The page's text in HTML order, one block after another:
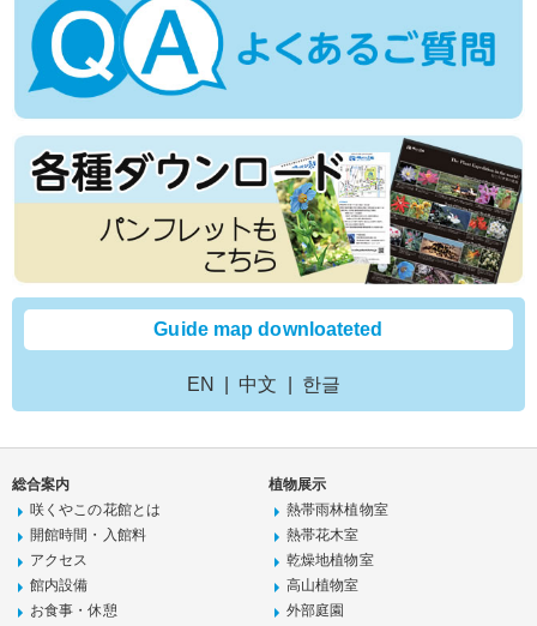
Guide map downloateted
EN 中文 한글
総合案内
咲くやこの花館とは
開館時間・入館料
アクセス
館内設備
お食事・休憩
植物展示
熱帯雨林植物室
熱帯花木室
乾燥地植物室
高山植物室
外部庭園